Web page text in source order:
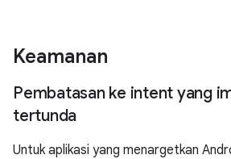
Keamanan
Pembatasan ke intent yang
tertunda
Untuk aplikasi yang menargetkan